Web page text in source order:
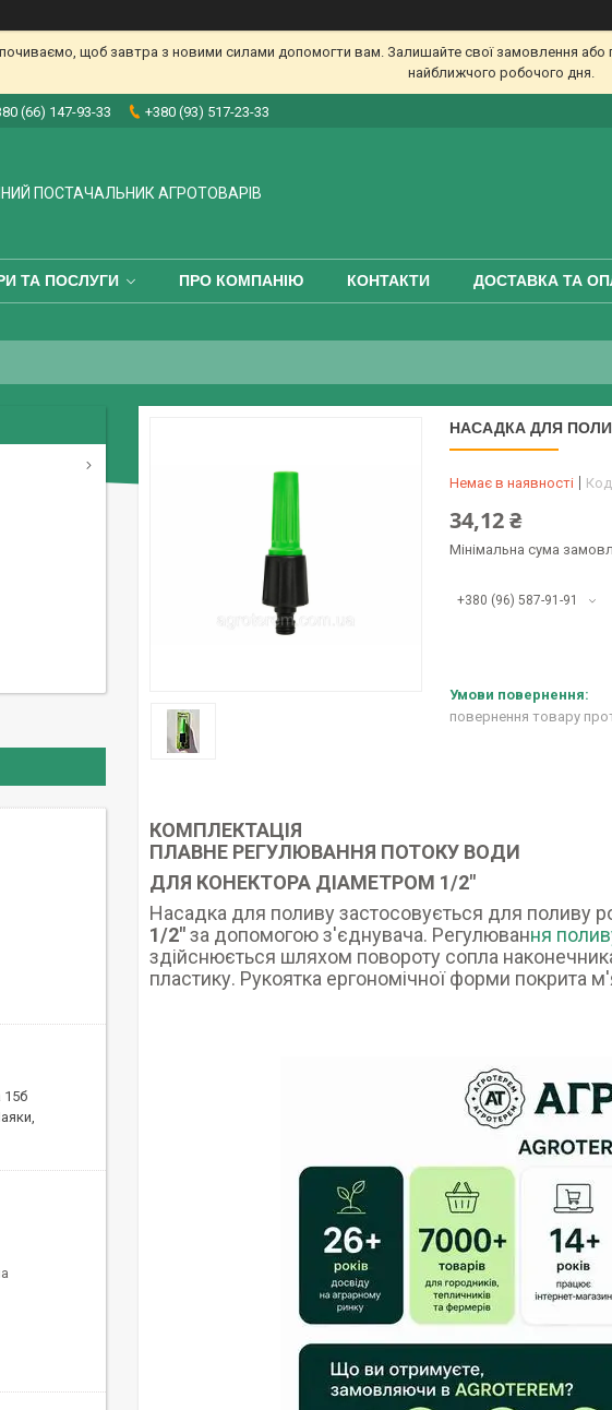
щоб завтра з новими силами допомогти вам. Залишайте свої замовлення
найближчого робочого дня.
(66) 147-93-33 +380 (93) 517-23-33
ПОСТАЧАЛЬНИК АГРОТОВАРІВ
ТА ПОСЛУГИ ПРО КОМПАНІЮ КОНТАКТИ ДОСТАВКА ТА
НАСАДКА ДЛЯ
Немає в наявності
34,12 ₴
Мінімальна сума
+380 (96) 587-91-91
повернення товару
КОМПЛЕКТАЦІЯ
ПЛАВНЕ РЕГУЛЮВАННЯ ПОТОКУ ВОДИ
ДЛЯ КОНЕКТОРА ДІАМЕТРОМ 1/2"
Насадка для поливу застосовується для поливу
1/2″за допомогою з'єднувача. Регулювання
здійснюється шляхом повороту сопла
пластику. Рукоятка ергономічної форми
15б